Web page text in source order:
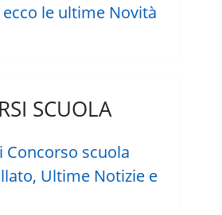
le ultime Novità
SCUOLA